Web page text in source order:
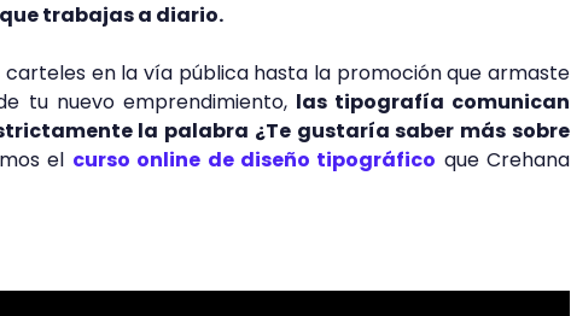
trabajas a diario.
carteles en la vía pública hasta la promoción que armaste
tu nuevo emprendimiento, las tipografía comunican
la palabra ¿Te gustaría saber más sobre
el curso online de diseño tipográfico que Crehana